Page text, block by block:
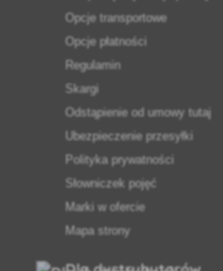
Opcje transportowe
Opcje płatności
Regulamin
Skargi
Odstąpienie od umowy tutaj
Ubezpieczenie przesyłki
Polityka prywatności
Słowniczek pojęć
Marki w ofercie
Mapa strony